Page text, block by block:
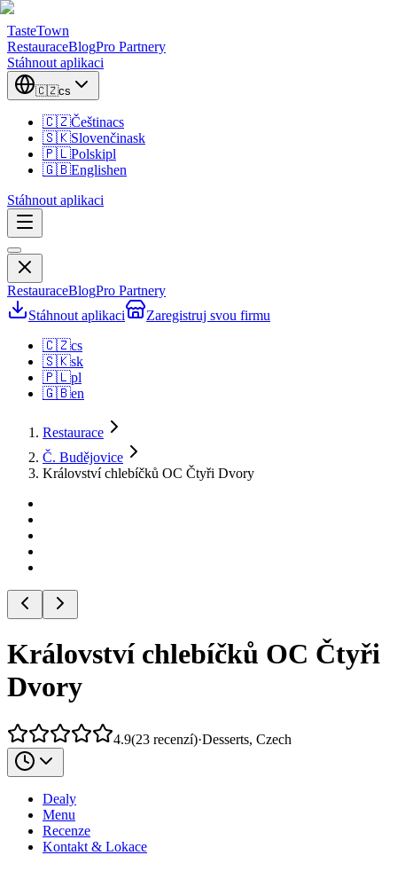
TasteTown
RestauraceBlogPro Partnery
Stáhnout aplikaci
🇨🇿cs
🇨🇿Češtinacs
🇸🇰Slovenčinask
🇵🇱Polskipl
🇬🇧Englishen
Stáhnout aplikaci
RestauraceBlogPro Partnery
Stáhnout aplikaci
Zaregistruj svou firmu
🇨🇿cs
🇸🇰sk
🇵🇱pl
🇬🇧en
Restaurace
Č. Budějovice
Království chlebíčků OC Čtyři Dvory
Království chlebíčků OC Čtyři
Dvory
4.9(23 recenzí)·Desserts, Czech
Dealy
Menu
Recenze
Kontakt & Lokace